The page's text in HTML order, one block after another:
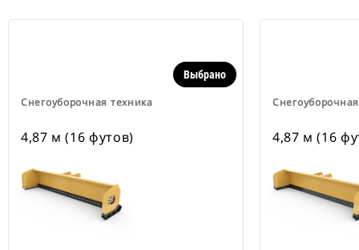
Снегоуборочная техника
Выбрано
4,87 м (16 футов) 4,87 м (16